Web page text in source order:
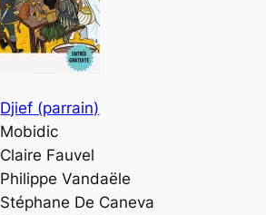
Djief (parrain)
Mobidic
Claire Fauvel
Philippe Vandaële
Stéphane De Caneva